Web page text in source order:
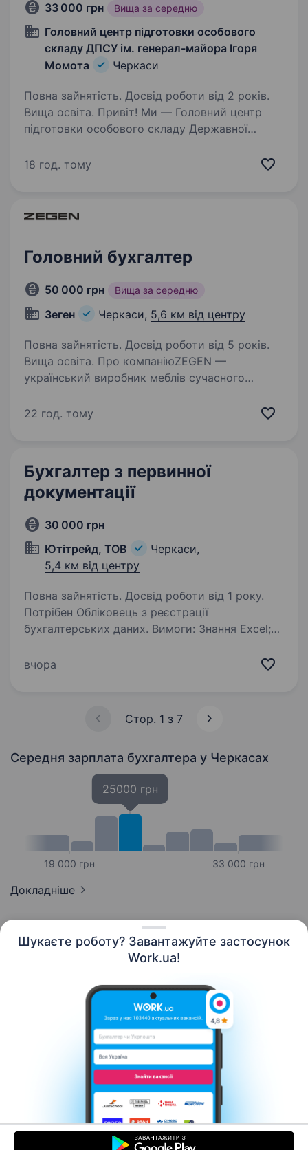
Шукаєте роботу? Завантажуйте застосунок
Work.ua!
33 000 грн Вища за середню
Головний центр підготовки особового
складу ДПСУ ім. генерал-майора Ігоря
Момота
Черкаси
Повна зайнятість. Досвід роботи від 2 років.
Вища освіта. Привіт! Ми — Головний центр
підготовки особового складу Державної
Провідного бухгалтера (військова посада)
18 год. тому
Головний бухгалтер
50 000 грн Вища за середню
Зеген Черкаси, 5,6 км від центру
Повна зайнятість. Досвід роботи від 5 років.
Вища освіта. Про компаніюZEGEN —
український виробник меблів сучасного
для дому, офісів, готелів та громадських
22 год. тому
Бухгалтер з первинної
документації
30 000 грн
Ютітрейд, ТОВ
Черкаси,
5,4 км від центру
Повна зайнятість. Досвід роботи від 1 року.
Потрібен Обліковець з реєстрації
бухгалтерських даних. Вимоги: Знання Excel;
Уважно, відповідально та оперативно
вчора
Стор. 1 з 7
Середня зарплата бухгалтера у Черкасах
19 000 грн
25000 грн
33 000 грн
Докладніше
Контакти Про нас
Кар’єра
Допомога Умови використання